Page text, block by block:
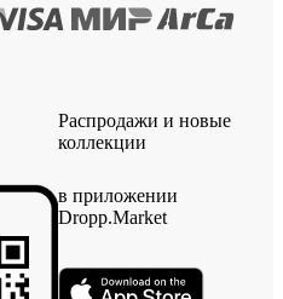
Распродажи и новые
коллекции
в приложении
Dropp.Market